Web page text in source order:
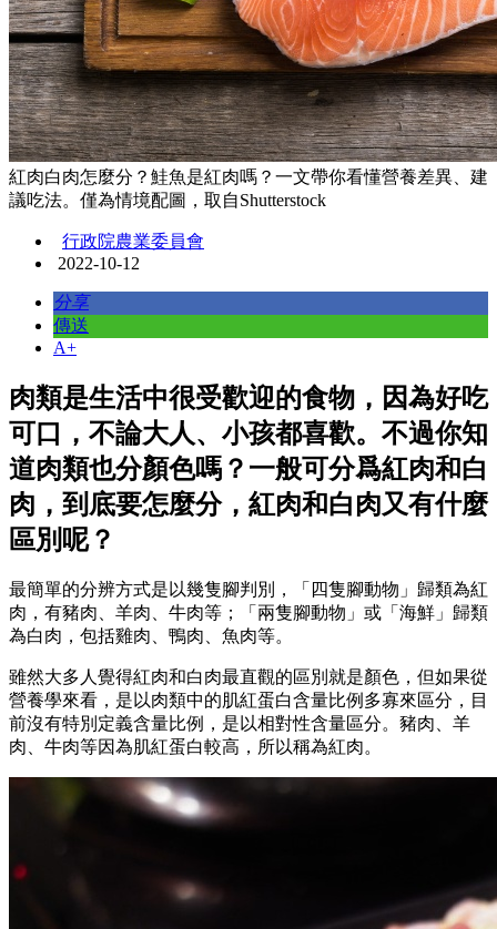
紅肉白肉怎麼分？鮭魚是紅肉嗎？一文帶你看懂營養差異、建
議吃法。僅為情境配圖，取自Shutterstock
行政院農業委員會
2022-10-12
分享
傳送
A+
肉類是生活中很受歡迎的食物，因為好吃
可口，不論大人、小孩都喜歡。不過你知
道肉類也分顏色嗎？一般可分爲紅肉和白
肉，到底要怎麼分，紅肉和白肉又有什麼
區別呢？
最簡單的分辨方式是以幾隻腳判別，「四隻腳動物」歸類為紅
肉，有豬肉、羊肉、牛肉等；「兩隻腳動物」或「海鮮」歸類
為白肉，包括雞肉、鴨肉、魚肉等。
雖然大多人覺得紅肉和白肉最直觀的區別就是顏色，但如果從
營養學來看，是以肉類中的肌紅蛋白含量比例多寡來區分，目
前沒有特別定義含量比例，是以相對性含量區分。豬肉、羊
肉、牛肉等因為肌紅蛋白較高，所以稱為紅肉。